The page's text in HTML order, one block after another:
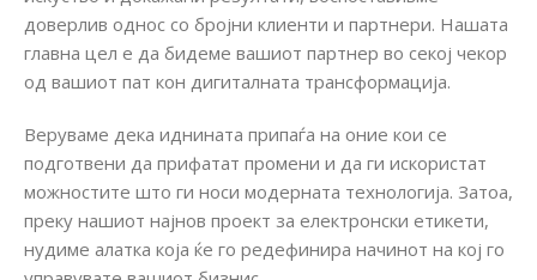
доверлив однос со бројни клиенти и партнери. Нашата
главна цел е да бидеме вашиот партнер во секој чекор
од вашиот пат кон дигиталната трансформација.
Веруваме дека иднината припаѓа на оние кои се
подготвени да прифатат промени и да ги искористат
можностите што ги носи модерната технологија. Затоа,
преку нашиот најнов проект за електронски етикети,
нудиме алатка која ќе го редефинира начинот на кој го